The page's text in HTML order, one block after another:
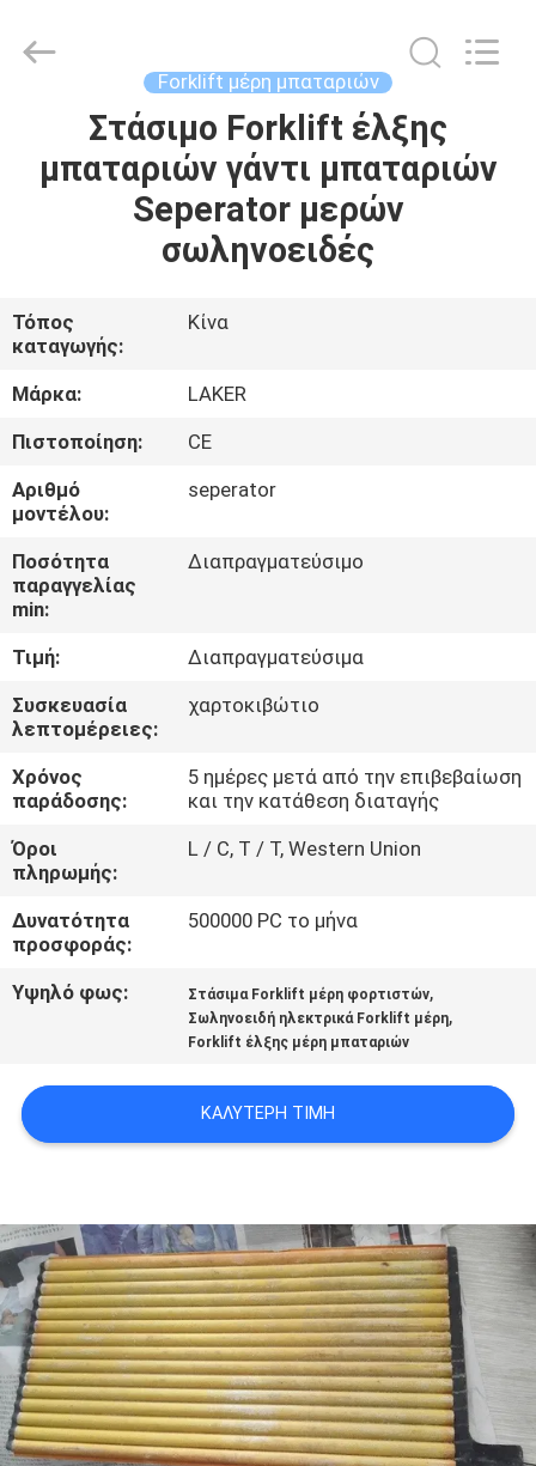
ΑΡΧΙΚΉ
ΣΕΛΊΔΑ
ΠΡΟΪΌΝΤΑ
ΣΧΕΤΙΚΆ
ΜΕ
ΕΜΆΣ
ΓΎΡΟΣ
ΕΡΓΟΣΤΑΣΊΩΝ
ΠΟΙΟΤΙΚΌΣ
ΈΛΕΓΧΟΣ
ΕΠΑΦΉ
ΝΈΑ
SITEMAP
ΠΟΛΙΤΙΚΉ
ΑΠΟΡΡΉΤΟΥ
CO.,LIMITED.
Forklift μέρη μπαταριών
Στάσιμο Forklift έλξης
μπαταριών γάντι μπαταριών
Seperator μερών
σωληνοειδές
Τόπος
καταγωγής:
Κίνα
Μάρκα:
LAKER
Πιστοποίηση:
CE
Αριθμό
μοντέλου:
seperator
Ποσότητα
παραγγελίας
min:
Διαπραγματεύσιμο
Τιμή:
Διαπραγματεύσιμα
Συσκευασία
λεπτομέρειες:
χαρτοκιβώτιο
Χρόνος
παράδοσης:
5 ημέρες μετά από την επιβεβαίωση
και την κατάθεση διαταγής
Όροι
πληρωμής:
L / C, T / T, Western Union
Δυνατότητα
προσφοράς:
500000 PC το μήνα
Υψηλό φως: Στάσιμα Forklift μέρη φορτιστών,
Σωληνοειδή ηλεκτρικά Forklift μέρη,
Forklift έλξης μέρη μπαταριών
ΚΑΛΎΤΕΡΗ ΤΙΜΉ